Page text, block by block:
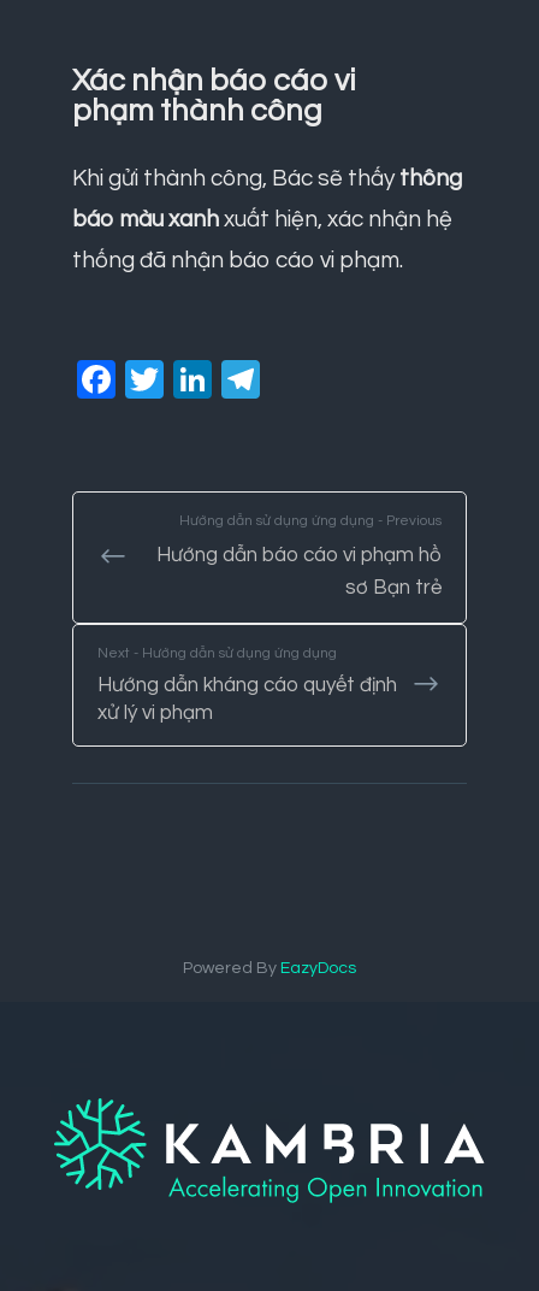
Xác nhận báo cáo vi
phạm thành công
Khi gửi thành công, Bác sẽ thấy thông
báo màu xanh xuất hiện, xác nhận hệ
thống đã nhận báo cáo vi phạm.
Facebook
TwitterLinkedIn
Hướng dẫn sử dụng ứng dụng - Previous
Hướng dẫn báo cáo vi phạm hồ
sơ Bạn trẻ
Next - Hướng dẫn sử dụng ứng dụng
Hướng dẫn kháng cáo quyết định
xử lý vi phạm
Powered By EazyDocs